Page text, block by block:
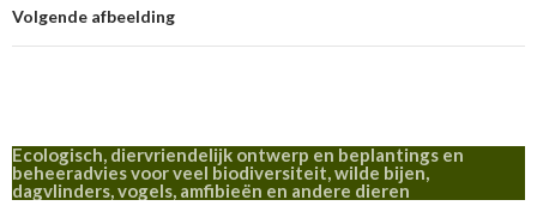
Volgende afbeelding
Ecologisch, diervriendelijk ontwerp en beplantings en
beheeradvies voor veel biodiversiteit, wilde bijen,
dagvlinders, vogels, amfibieën en andere dieren